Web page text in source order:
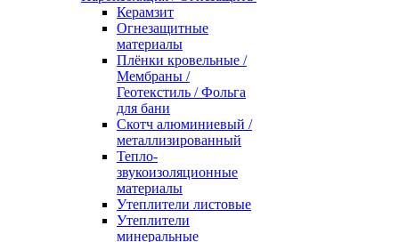
Керамзит
Огнезащитные
материалы
Плёнки кровельные /
Мембраны /
Геотекстиль / Фольга
для бани
Скотч алюминиевый /
металлизированный
Тепло-
звукоизоляционные
материалы
Утеплители листовые
Утеплители
минеральные